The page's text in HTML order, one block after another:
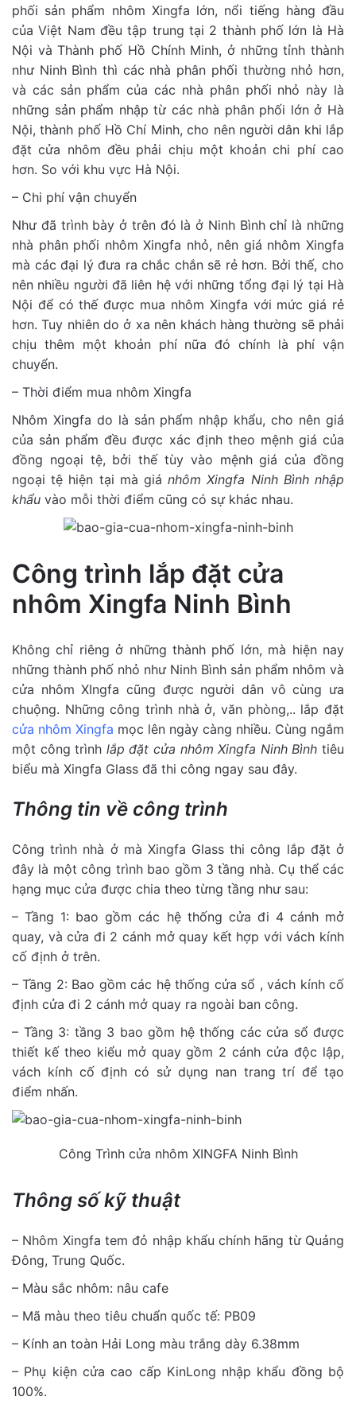
phối sản phẩm nhôm Xingfa lớn, nổi tiếng hàng đầu
của Việt Nam đều tập trung tại 2 thành phố lớn là Hà
Nội và Thành phố Hồ Chính Minh, ở những tỉnh thành
như Ninh Bình thì các nhà phân phối thường nhỏ hơn,
và các sản phẩm của các nhà phân phối nhỏ này là
những sản phẩm nhập từ các nhà phân phối lớn ở Hà
Nội, thành phố Hồ Chí Minh, cho nên người dân khi lắp
đặt cửa nhôm đều phải chịu một khoản chi phí cao
hơn. So với khu vực Hà Nội.
– Chi phí vận chuyển
Như đã trình bày ở trên đó là ở Ninh Bình chỉ là những
nhà phân phối nhôm Xingfa nhỏ, nên giá nhôm Xingfa
mà các đại lý đưa ra chắc chắn sẽ rẻ hơn. Bởi thế, cho
nên nhiều người đã liên hệ với những tổng đại lý tại Hà
Nội để có thế được mua nhôm Xingfa với mức giá rẻ
hơn. Tuy nhiên do ở xa nên khách hàng thường sẽ phải
chịu thêm một khoản phí nữa đó chính là phí vận
chuyển.
– Thời điểm mua nhôm Xingfa
Nhôm Xingfa do là sản phẩm nhập khẩu, cho nên giá
của sản phẩm đều được xác định theo mệnh giá của
đồng ngoại tệ, bởi thế tùy vào mệnh giá của đồng
ngoại tệ hiện tại mà giánhôm Xingfa Ninh Bình nhập
khẩu vào mỗi thời điểm cũng có sự khác nhau.
Công trình lắp đặt cửa
nhôm Xingfa Ninh Bình
Không chỉ riêng ở những thành phố lớn, mà hiện nay
những thành phố nhỏ như Ninh Bình sản phẩm nhôm và
cửa nhôm XIngfa cũng được người dân vô cùng ưa
chuộng. Những công trình nhà ở, văn phòng,.. lắp đặt
cửa nhôm Xingfa mọc lên ngày càng nhiều. Cùng ngắm
một công trình lắp đặt cửa nhôm Xingfa Ninh Bìnhtiêu
biểu mà Xingfa Glass đã thi công ngay sau đây.
Thông tin về công trình
Công trình nhà ở mà Xingfa Glass thi công lắp đặt ở
đây là một công trình bao gồm 3 tầng nhà. Cụ thể các
hạng mục cửa được chia theo từng tầng như sau:
– Tầng 1: bao gồm các hệ thống cửa đi 4 cánh mở
quay, và cửa đi 2 cánh mở quay kết hợp với vách kính
cố định ở trên.
– Tầng 2: Bao gồm các hệ thống cửa sổ , vách kính cố
định cửa đi 2 cánh mở quay ra ngoài ban công.
– Tầng 3: tầng 3 bao gồm hệ thống các cửa sổ được
thiết kế theo kiểu mở quay gồm 2 cánh cửa độc lập,
vách kính cố định có sử dụng nan trang trí để tạo
điểm nhấn.
Công Trình cửa nhôm XINGFA Ninh Bình
Thông số kỹ thuật
– Nhôm Xingfa tem đỏ nhập khẩu chính hãng từ Quảng
Đông, Trung Quốc.
– Màu sắc nhôm: nâu cafe
– Mã màu theo tiêu chuẩn quốc tế: PB09
– Kính an toàn Hải Long màu trắng dày 6.38mm
– Phụ kiện cửa cao cấp KinLong nhập khẩu đồng bộ
100%.